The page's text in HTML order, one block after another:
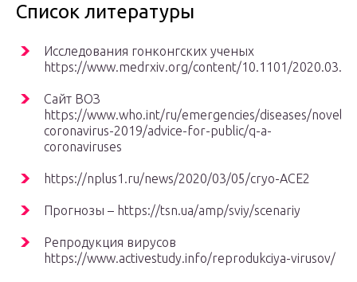
Список литературы
Исследования гонконгских ученых
https://www.medrxiv.org/content/10.1101/
Сайт ВОЗ
https://www.who.int/ru/emergencies/diseases/novel-
coronavirus-2019/advice-for-public/q-a-
coronaviruses
https://nplus1.ru/news/2020/03/05/cryo-ACE2
Прогнозы – https://tsn.ua/amp/sviy/scenariy
Репродукция вирусов
https://www.activestudy.info/reprodukciya-virusov/